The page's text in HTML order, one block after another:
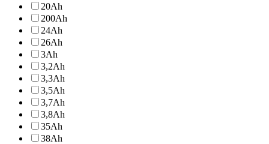
20Ah
200Ah
24Ah
26Ah
3Ah
3,2Ah
3,3Ah
3,5Ah
3,7Ah
3,8Ah
35Ah
38Ah